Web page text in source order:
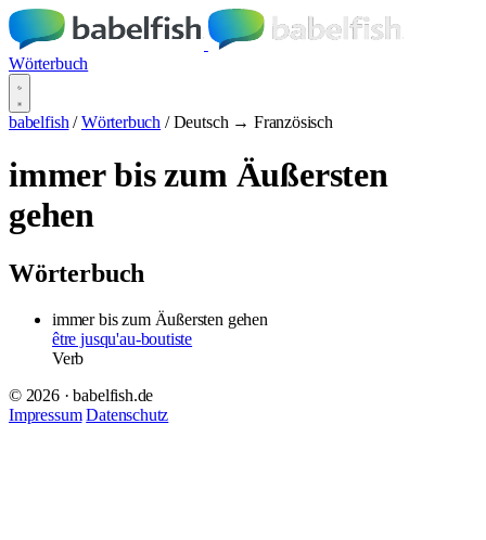
Wörterbuch
babelfish / Wörterbuch / Deutsch → Französisch
immer bis zum Äußersten
gehen
Wörterbuch
immer bis zum Äußersten gehen
être jusqu'au-boutiste
Verb
© 2026 · babelfish.de
Impressum Datenschutz